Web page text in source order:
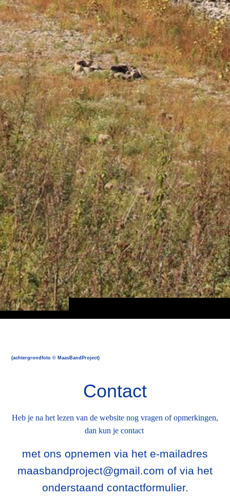
(achtergrondfoto © MaasBandProject)
Contact
Heb je na het lezen van de website nog vragen of opmerkingen,
dan kun je contact
met ons opnemen via het e-mailadres
maasbandproject@gmail.com of via het
onderstaand contactformulier.